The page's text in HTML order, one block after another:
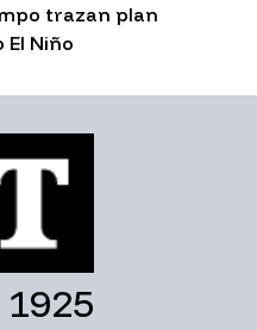
trazan plan
Niño